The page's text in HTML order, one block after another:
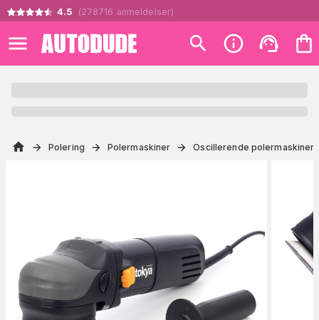
4.5 (278716 anmeldelser)
Polering Polermaskiner Oscillerende polermaskiner